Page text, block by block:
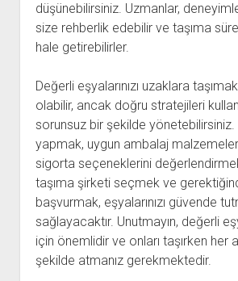
düşünebilirsiniz. Uzmanlar,
size rehberlik edebilir ve taşıma
hale getirebilirler.
Değerli eşyalarınızı uzaklara
olabilir, ancak doğru stratejileri
sorunsuz bir şekilde
yapmak, uygun ambalaj
sigorta seçeneklerini
taşıma şirketi seçmek ve
başvurmak, eşyalarınızı güvende
sağlayacaktır. Unutmayın, değerli
için önemlidir ve onları taşırken her
şekilde atmanız gerekmektedir.